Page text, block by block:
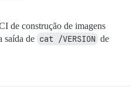
de construção de imagens
saída de cat /VERSION de